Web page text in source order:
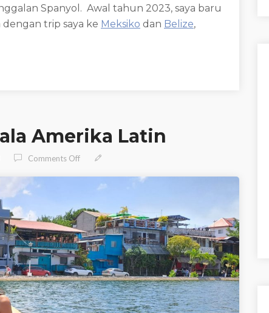
Spanyol. Awal tahun 2023, saya baru
dengan trip saya ke Meksiko dan Belize,
Amerika Latin
Comments OffOn Cara Apply Visa Guatemala Amerika Latin